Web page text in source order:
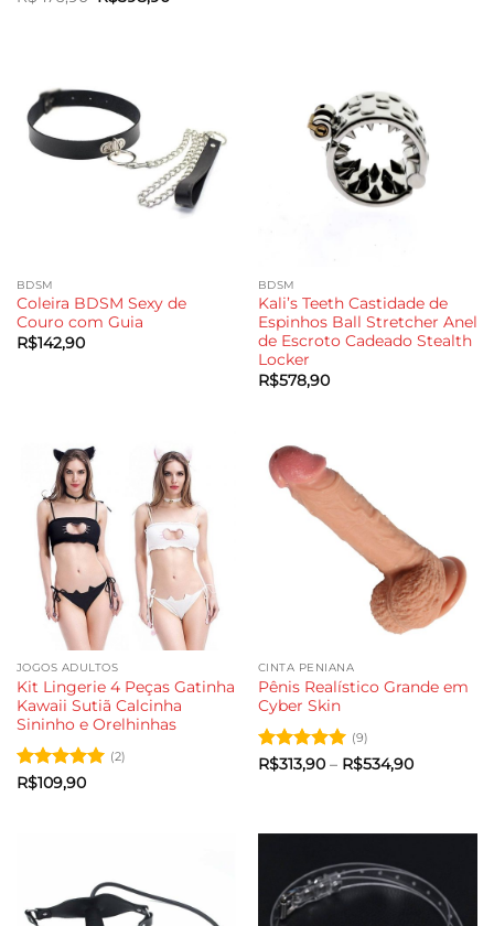
preço
BDSM
Coleira BDSM Sexy de
Couro com Guia
R$142,90
BDSM
Kali’s Teeth Castidade de
Espinhos Ball Stretcher Anel
de Escroto Cadeado Stealth
Locker
R$578,90
JOGOS ADULTOS
Kit Lingerie 4 Peças Gatinha
Kawaii Sutiã Calcinha
Sininho e Orelhinhas
Avaliação
(2)
R$109,90
CINTA PENIANA
Pênis Realístico Grande em
Cyber Skin
Avaliação5
(9)
R$313,90 – R$534,90Faixa
R$534,90